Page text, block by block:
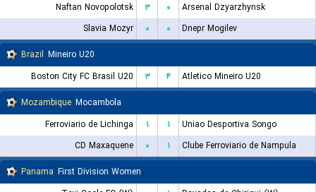
Naftan Novopolotsk
۳ ۰
Arsenal Dzyarzhynsk
Slavia Mozyr
۰ ۰
Dnepr Mogilev
Brazil Mineiro U20
Boston City FC Brasil U20
۳ ۴
Atletico Mineiro U20
Mozambique Mocambola
Ferroviario de Lichinga
۱ ۱
Uniao Desportiva Songo
CD Maxaquene
۰ ۱
Clube Ferroviario de Nampula
Panama First Division Women